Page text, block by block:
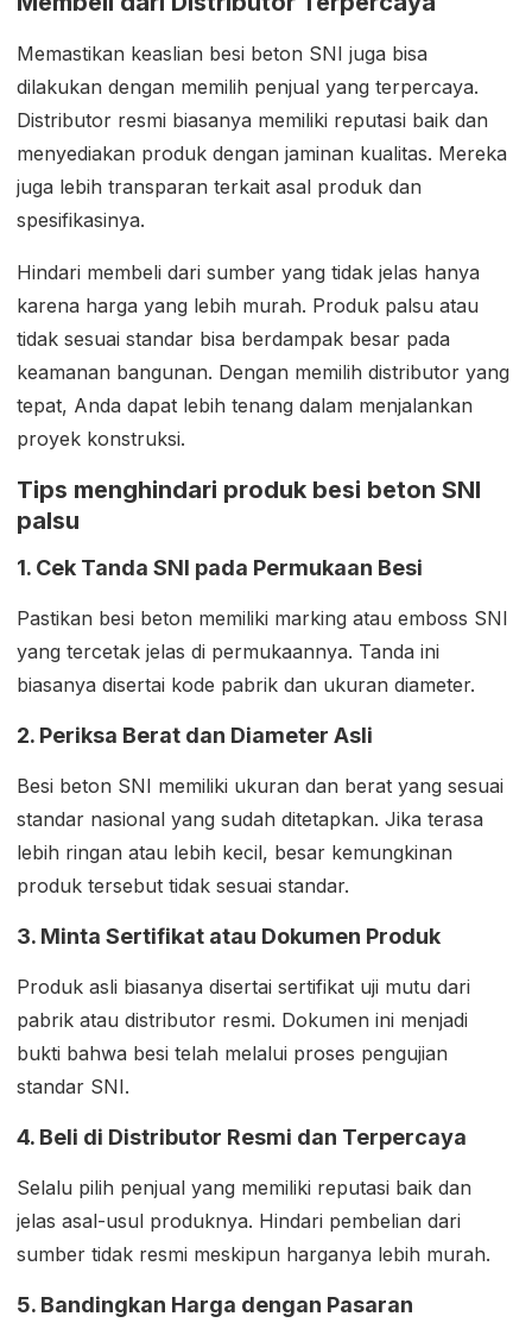
Memastikan keaslian besi beton SNI juga bisa
dilakukan dengan memilih penjual yang terpercaya.
Distributor resmi biasanya memiliki reputasi baik dan
menyediakan produk dengan jaminan kualitas. Mereka
juga lebih transparan terkait asal produk dan
spesifikasinya.
Hindari membeli dari sumber yang tidak jelas hanya
karena harga yang lebih murah. Produk palsu atau
tidak sesuai standar bisa berdampak besar pada
keamanan bangunan. Dengan memilih distributor yang
tepat, Anda dapat lebih tenang dalam menjalankan
proyek konstruksi.
Tips menghindari produk besi beton SNI
palsu
1. Cek Tanda SNI pada Permukaan Besi
Pastikan besi beton memiliki marking atau emboss SNI
yang tercetak jelas di permukaannya. Tanda ini
biasanya disertai kode pabrik dan ukuran diameter.
2. Periksa Berat dan Diameter Asli
Besi beton SNI memiliki ukuran dan berat yang sesuai
standar nasional yang sudah ditetapkan. Jika terasa
lebih ringan atau lebih kecil, besar kemungkinan
produk tersebut tidak sesuai standar.
3. Minta Sertifikat atau Dokumen Produk
Produk asli biasanya disertai sertifikat uji mutu dari
pabrik atau distributor resmi. Dokumen ini menjadi
bukti bahwa besi telah melalui proses pengujian
standar SNI.
4. Beli di Distributor Resmi dan Terpercaya
Selalu pilih penjual yang memiliki reputasi baik dan
jelas asal-usul produknya. Hindari pembelian dari
sumber tidak resmi meskipun harganya lebih murah.
5. Bandingkan Harga dengan Pasaran